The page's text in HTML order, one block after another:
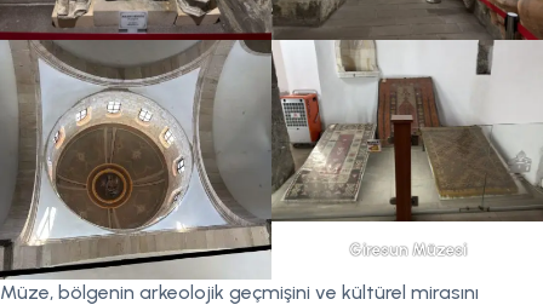
Giresun Müzesi
Müze, bölgenin arkeolojik geçmişini ve kültürel mirasını